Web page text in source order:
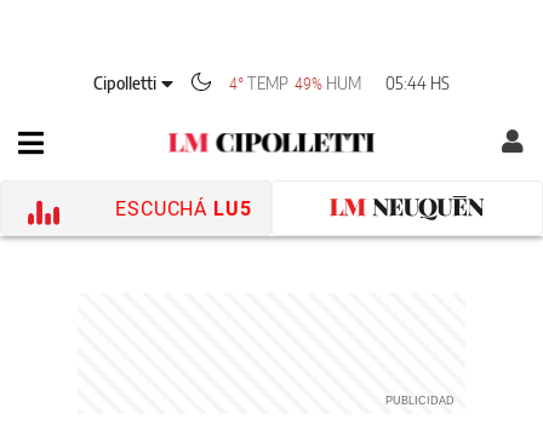
Cipolletti 4° TEMP 49% HUM 05:44 HS
ESCUCHÁ LU5